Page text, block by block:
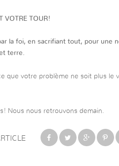
VOTRE TOUR!
la foi, en sacrifiant tout, pour une
terre.
que votre problème ne soit plus le
Nous nous retrouvons demain.